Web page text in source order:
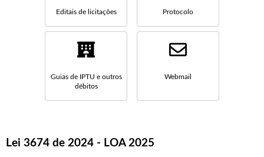
Editais de licitações Protocolo
Guias de IPTU e outros
débitos
Webmail
Lei 3674 de 2024 - LOA 2025